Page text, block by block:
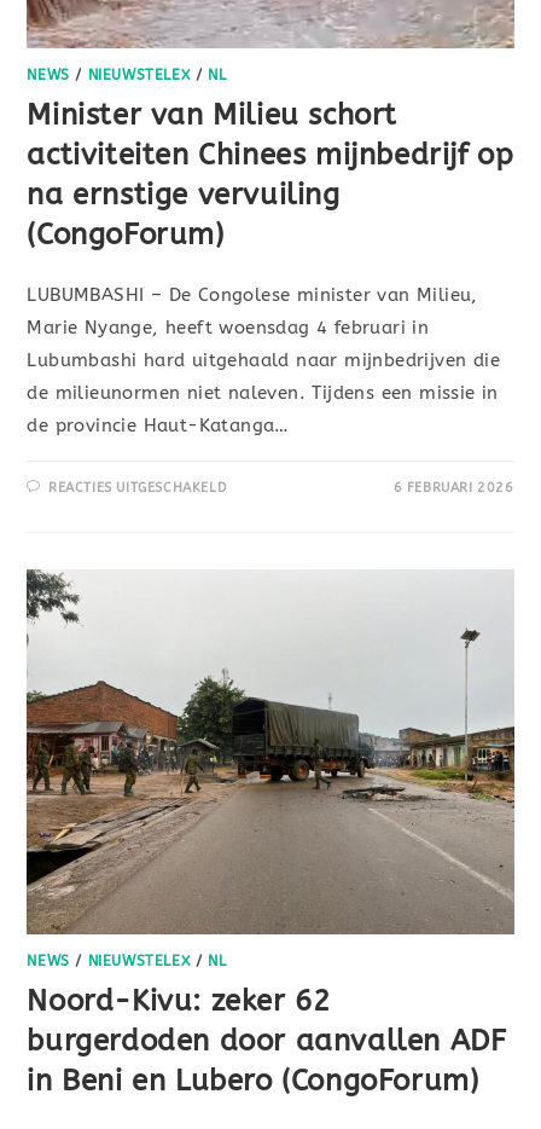
NEWS / NIEUWSTELEX/ NL
Minister van Milieu schort
activiteiten Chinees mijnbedrijf op
na ernstige vervuiling
(CongoForum)
LUBUMBASHI – De Congolese minister van Milieu,
Marie Nyange, heeft woensdag 4 februari in
Lubumbashi hard uitgehaald naar mijnbedrijven die
de milieunormen niet naleven. Tijdens een missie in
de provincie Haut-Katanga…
REACTIES UITGESCHAKELD 6 FEBRUARI 2026
NEWS / NIEUWSTELEX/ NL
Noord-Kivu: zeker 62
burgerdoden door aanvallen ADF
in Beni en Lubero (CongoForum)